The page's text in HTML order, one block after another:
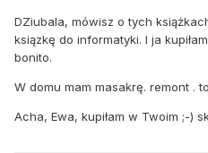
DZiubala, mówisz o tych
ksiązkę do informatyki. I ja
bonito.
W domu mam masakrę. remont .
Acha, Ewa, kupiłam w Twoim ;-)